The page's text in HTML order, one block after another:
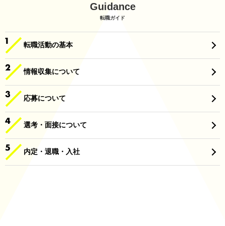
Guidance
転職ガイド
転職活動の基本
情報収集について
応募について
選考・面接について
内定・退職・入社